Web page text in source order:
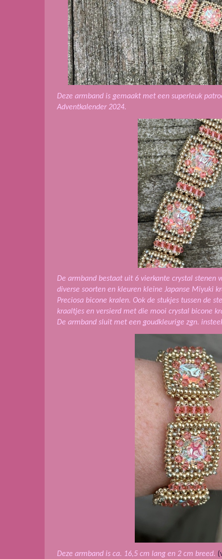
Deze armband is gemaakt met een superleuk
Adventkalender 2024.
De armband bestaat uit 6 vierkante crystal stenen
diverse soorten en kleuren kleine Japanse Miyuki
Preciosa bicone kralen. Ook de stukjes tussen de
kraaltjes en versierd met die mooi crystal bicone
De armband sluit met een goudkleurige zgn.
Deze armband is ca. 16,5 cm lang en 2 cm breed.